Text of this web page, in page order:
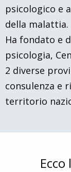
psicologico e
della malattia.
Ha fondato e
psicologia,
2 diverse
consulenza e
territorio